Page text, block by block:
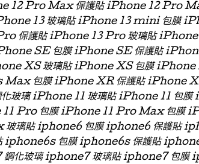
12 Pro Max 保護貼 iPhone 12 Pro
13 玻璃貼 iPhone 13 mini 包膜
保護貼 iPhone 13 Pro 玻璃貼
SE 包膜 iPhone SE 保護貼
XS 玻璃貼 iPhone XS 包膜
包膜 iPhone XR 保護貼 iPhone
玻璃 iPhone 11 玻璃貼 iPhone 11 包
11 Pro 包膜 iPhone 11 Pro Max 包膜
璃貼 iphone6 包膜 iphone6 保護貼
iphone6s 包膜 iphone6s 保護貼
化玻璃 iphone7 玻璃貼 iphone7 包膜